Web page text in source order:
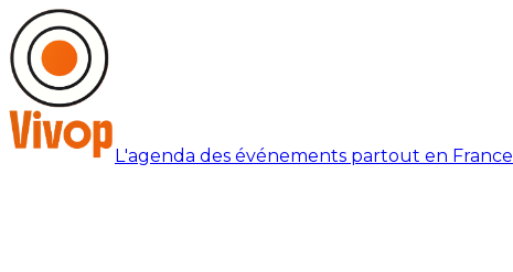
L'agenda des événements partout en France